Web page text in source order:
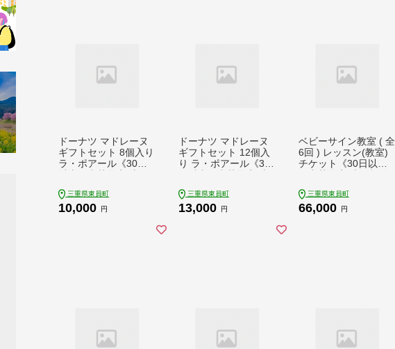
ドーナツ マドレーヌ
ギフトセット 8個入り
ラ・ポアール《30日
大豆 焼きドーナツ プ
レーン 日本酒 抹茶 チ
三重県東員町
10,000 円
ドーナツ マドレーヌ
ギフトセット 12個入
り ラ・ポアール《30
粉 大豆 焼きドーナツ
プレーン 日本酒 抹茶
三重県東員町
13,000 円
ベビーサイン教室 ( 全
6回 ) レッスン(教室)
チケット《30日以内
三重県 東員町 ベビー
サイン 習い事 赤ちゃ
三重県東員町
66,000 円